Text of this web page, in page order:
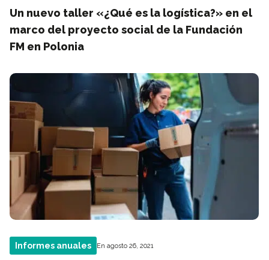
Un nuevo taller «¿Qué es la logística?» en el
marco del proyecto social de la Fundación
FM en Polonia
Informes anuales En agosto 26, 2021